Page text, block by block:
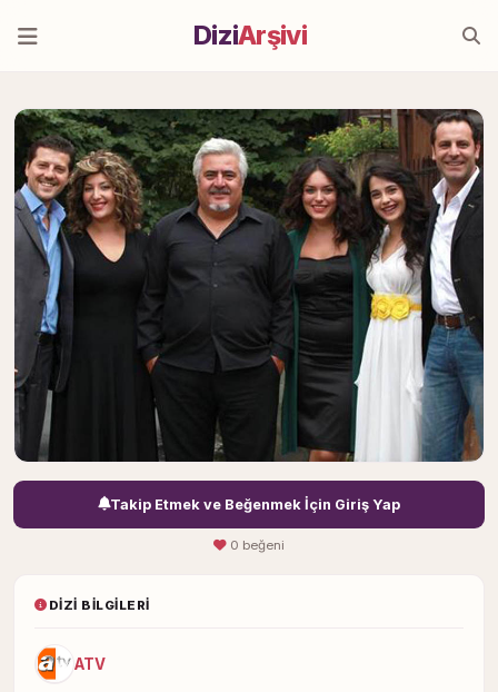
DiziArşivi
Takip Etmek ve Beğenmek İçin Giriş Yap
0 beğeni
DIZI BILGILERI
ATV